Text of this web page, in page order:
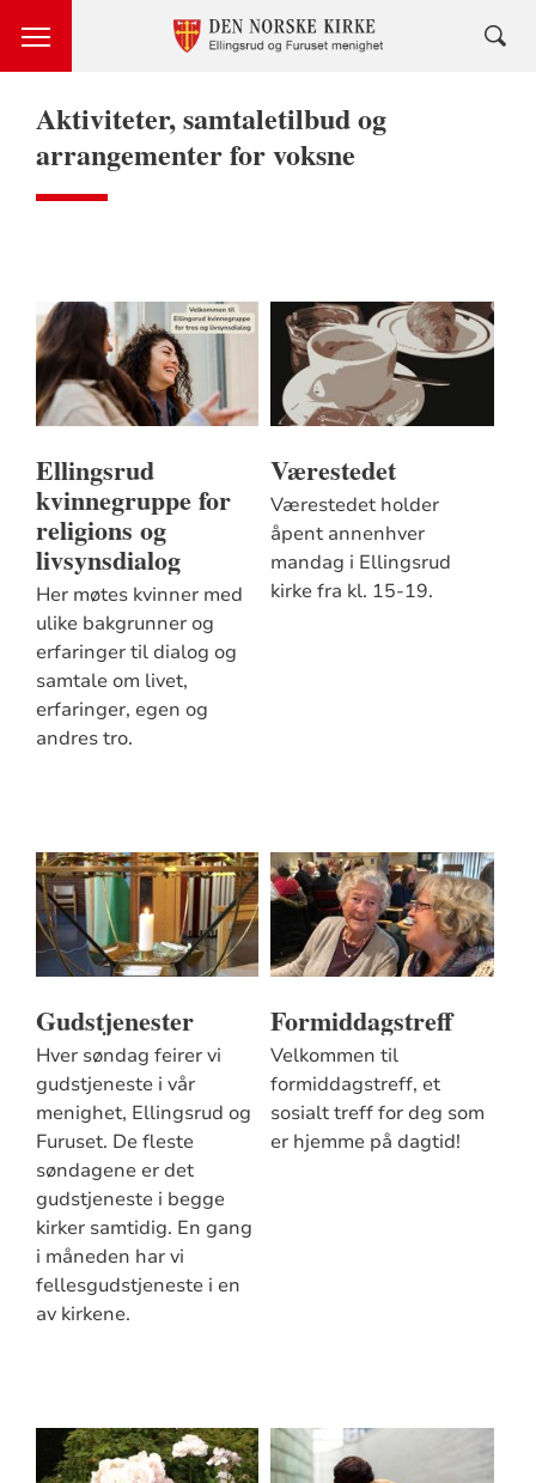
Aktiviteter, samtaletilbud og
arrangementer for voksne
Ellingsrud
kvinnegruppe for
religions og
livsynsdialog
Her møtes kvinner med
ulike bakgrunner og
erfaringer til dialog og
samtale om livet,
erfaringer, egen og
andres tro.
Værestedet
Værestedet holder
åpent annenhver
mandag i Ellingsrud
kirke fra kl. 15-19.
Gudstjenester
Hver søndag feirer vi
gudstjeneste i vår
menighet, Ellingsrud og
Furuset. De fleste
søndagene er det
gudstjeneste i begge
kirker samtidig. En gang
i måneden har vi
fellesgudstjeneste i en
av kirkene.
Formiddagstreff
Velkommen til
formiddagstreff, et
sosialt treff for deg som
er hjemme på dagtid!